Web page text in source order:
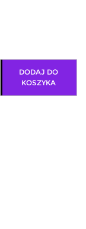
DODAJ DO
KOSZYKA